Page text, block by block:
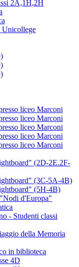
2A,1H,2H
Unicollege
liceo Marconi
liceo Marconi
liceo Marconi
liceo Marconi
liceo Marconi
(2D-2E.2F-
(3C-5A-4B)
(5H-4B)
d'Europa"
- Studenti classi
della Memoria
in biblioteca
4D